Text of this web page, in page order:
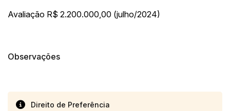
Avaliação R$ 2.200.000,00 (julho/2024)
Observações
Direito de Preferência